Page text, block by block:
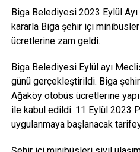
Müdürü Yrd. Doç. Dr. Mithat
Seyit Onbaşı olayının doğru
belirtiyor. Ocean zırhlısının
attığı topla hasar aldığını,
battığını söylüyor. Çanakkale
kahraman çıktığını, Seyit
olduğunu anlatan Atabay,
bilmesi gerektiğini sözlerine
ensonhaber
Biga Belediyesi 2023 Eylül Ayı
kararla Biga şehir içi
ücretlerine zam geldi.
Biga Belediyesi Eylül ayı
günü gerçekleştirildi. Biga
Ağaköy otobüs ücretlerine
ile kabul edildi. 11 Eylül 2023
uygulanmaya başlanacak